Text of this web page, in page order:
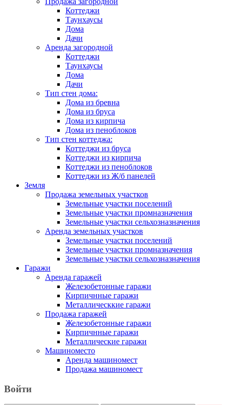
Коттеджи
Таунхаусы
Дома
Дачи
Аренда загородной
Коттеджи
Таунхаусы
Дома
Дачи
Тип стен дома:
Дома из бревна
Дома из бруса
Дома из кирпича
Дома из пеноблоков
Тип стен коттеджа:
Коттеджи из бруса
Коттеджи из кирпича
Коттеджи из пеноблоков
Коттеджи из Ж/б панелей
Земля
Продажа земельных участков
Земельные участки поселений
Земельные участки промназначения
Земельные участки сельхозназначения
Аренда земельных участков
Земельные участки поселений
Земельные участки промназначения
Земельные участки сельхозназначения
Гаражи
Аренда гаражей
Железобетонные гаражи
Кирпичнные гаражи
Металлическкие гаражи
Продажа гаражей
Железобетонные гаражи
Кирпичнные гаражи
Металлические гаражи
Машиноместо
Аренда машиномест
Продажа машиномест
Войти